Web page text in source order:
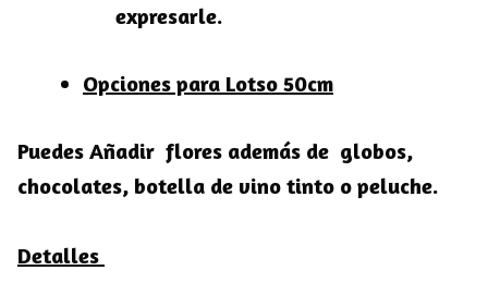
expresarle.
Opciones para Lotso 50cm
Puedes Añadir flores además de globos,
chocolates, botella de vino tinto o peluche.
Detalles